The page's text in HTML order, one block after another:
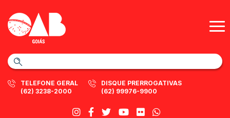
TELEFONE GERAL
(62) 3238-2000
DISQUE PRERROGATIVAS
(62) 99976-9900